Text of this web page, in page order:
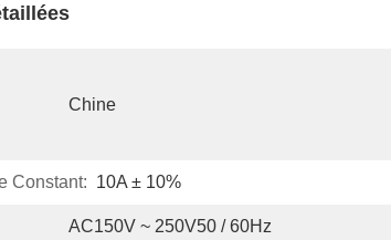
Chine
Constant: 10A ± 10%
AC150V ~ 250V50 / 60Hz